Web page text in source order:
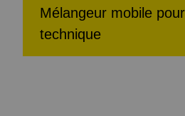
Mélangeur mobile
technique